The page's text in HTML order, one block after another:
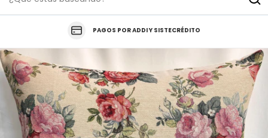
PAGOS POR ADDI Y SISTECRÉDITO